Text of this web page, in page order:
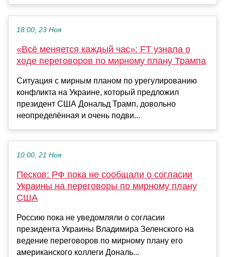
18:00, 23 Ноя
«Всё меняется каждый час»: FT узнала о
ходе переговоров по мирному плану Трампа
Ситуация с мирным планом по урегулированию
конфликта на Украине, который предложил
президент США Дональд Трамп, довольно
неопределённая и очень подви...
10:00, 21 Ноя
Песков: РФ пока не сообщали о согласии
Украины на переговоры по мирному плану
США
Россию пока не уведомляли о согласии
президента Украины Владимира Зеленского на
ведение переговоров по мирному плану его
американского коллеги Дональ...